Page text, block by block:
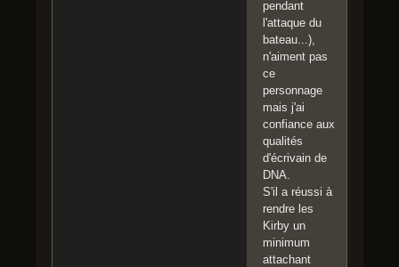
pendant
l'attaque du
bateau...),
n'aiment pas
ce
personnage
mais j'ai
confiance aux
qualités
d'écrivain de
DNA.
S'il a réussi à
rendre les
Kirby un
minimum
attachant